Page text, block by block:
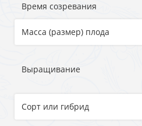
Время созревания
Масса (размер) плода
Выращивание
Сорт или гибрид